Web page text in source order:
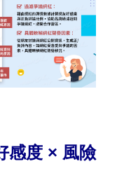
感度 × 風險